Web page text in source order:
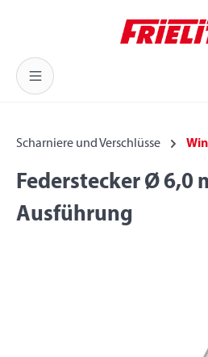
Zum Hauptinhalt springen
Scharniere und Verschlüsse
Federstecker Ø 6,0
Ausführung